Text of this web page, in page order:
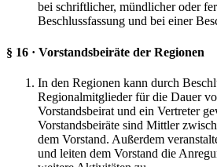
bei schriftlicher, mündlicher oder
Beschlussfassung und bei einer
§ 16 · Vorstandsbeiräte der Regionen
In den Regionen kann durch
Regionalmitglieder für die Dauer
Vorstandsbeirat und ein Vertreter
Vorstandsbeiräte sind Mittler
dem Vorstand. Außerdem
und leiten dem Vorstand die